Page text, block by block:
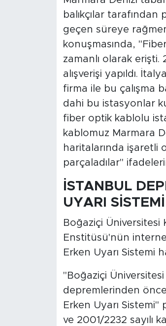
balıkçılar tarafından
geçen süreye
konuşmasında,
zamanlı olarak
alışverişi yapıldı.
firma ile bu çalışma
dahi bu istasyonlar
fiber optik kablolu
kablomuz Marmara
haritalarında işaretli
parçaladılar"
İSTANBUL
UYARI SİSTEMİ
Boğaziçi Üniversitesi
Enstitüsü'nün
Erken Uyarı Sistemi
"Boğaziçi Üniversitesi
depremlerinden önce
Erken Uyarı
ve 2001/2232 sayılı